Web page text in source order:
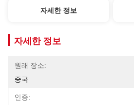
자세한 정보
자세한 정보
원래 장소:
중국
인증: